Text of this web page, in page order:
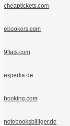
cheaptickets.com
ebookers.com
9flats.com
expedia.de
booking.com
notebooksbilliger.de